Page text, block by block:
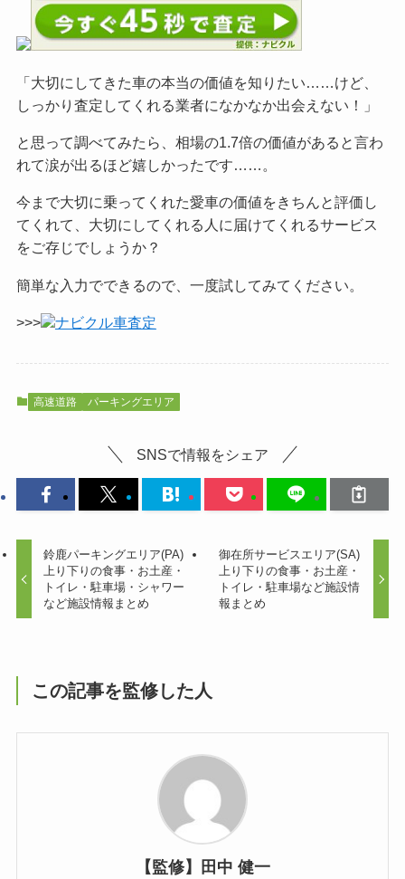
「大切にしてきた車の本当の価値を知りたい……けど、
しっかり査定してくれる業者になかなか出会えない！」
と思って調べてみたら、相場の1.7倍の価値があると言わ
れて涙が出るほど嬉しかったです……。
今まで大切に乗ってくれた愛車の価値をきちんと評価し
てくれて、大切にしてくれる人に届けてくれるサービス
をご存じでしょうか？
簡単な入力でできるので、一度試してみてください。
>>> ナビクル車査定
高速道路 パーキングエリア
SNSで情報をシェア
鈴鹿パーキングエリア(PA)
上り下りの食事・お土産・
トイレ・駐車場・シャワー
など施設情報まとめ
御在所サービスエリア(SA)
上り下りの食事・お土産・
トイレ・駐車場など施設情
報まとめ
この記事を監修した人
【監修】田中 健一